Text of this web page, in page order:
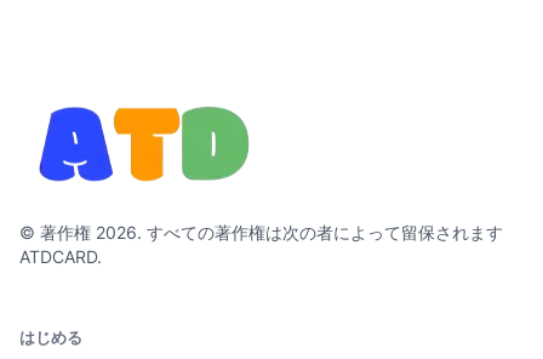
© 著作権 2026. すべての著作権は次の者によって留保されます
ATDCARD.
はじめる